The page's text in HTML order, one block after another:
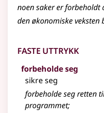
noen saker er forbeholdt
den økonomiske
Faste uttrykk
forbeholde seg
sikre seg
forbeholdeseg retten
programmet;